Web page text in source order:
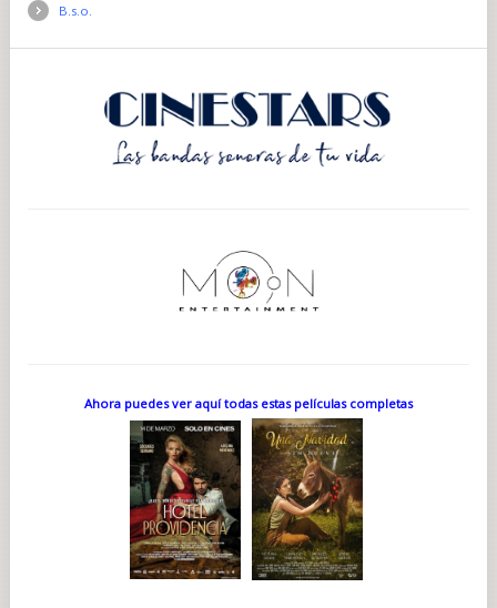
B.s.o.
Ahora puedes ver aquí todas estas películas completas